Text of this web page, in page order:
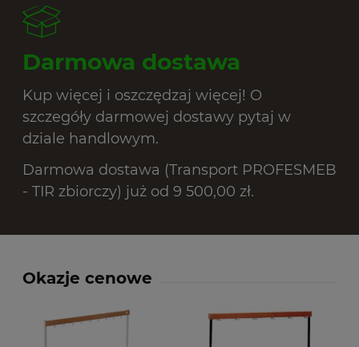
Darmowa dostawa
Kup więcej i oszczędzaj więcej! O
szczegóły darmowej dostawy pytaj w
dziale handlowym.
Darmowa dostawa (Transport PROFESMEB
- TIR zbiorczy) już od 9 500,00 zł.
Okazje cenowe